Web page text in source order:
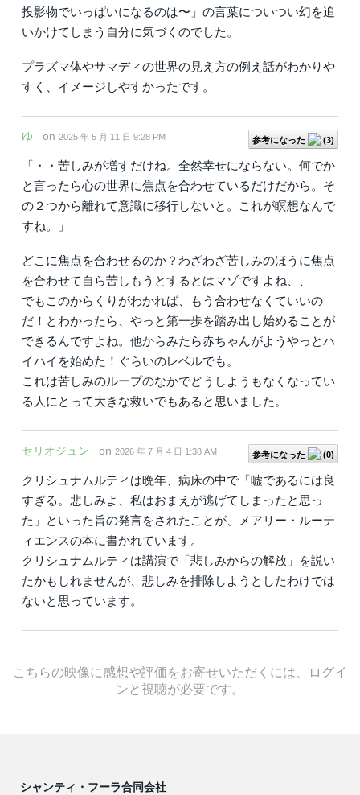
投影物でいっぱいになるのは〜」の言葉についつい幻を追
いかけてしまう自分に気づくのでした。
プラズマ体やサマディの世界の見え方の例え話がわかりや
すく、イメージしやすかったです。
参考になった (3)
ゆ on 2025 年 5 月 11 日 9:28 PM
「・・苦しみが増すだけね。全然幸せにならない。何でか
と言ったら心の世界に焦点を合わせているだけだから。そ
の２つから離れて意識に移行しないと。これが瞑想なんで
すね。」
どこに焦点を合わせるのか？わざわざ苦しみのほうに焦点
を合わせて自ら苦しもうとするとはマゾですよね、、
でもこのからくりがわかれば、もう合わせなくていいの
だ！とわかったら、やっと第一歩を踏み出し始めることが
できるんですよね。他からみたら赤ちゃんがようやっとハ
イハイを始めた！ぐらいのレベルでも。
これは苦しみのループのなかでどうしようもなくなってい
る人にとって大きな救いでもあると思いました。
参考になった (0)
セリオジュン on 2026 年 7 月 4 日 1:38 AM
クリシュナムルティは晩年、病床の中で「嘘であるには良
すぎる。悲しみよ、私はおまえが逃げてしまったと思っ
た」といった旨の発言をされたことが、メアリー・ルーテ
ィエンスの本に書かれています。
クリシュナムルティは講演で「悲しみからの解放」を説い
たかもしれませんが、悲しみを排除しようとしたわけでは
ないと思っています。
こちらの映像に感想や評価をお寄せいただくには、ログイ
ンと視聴が必要です。
シャンティ・フーラ合同会社